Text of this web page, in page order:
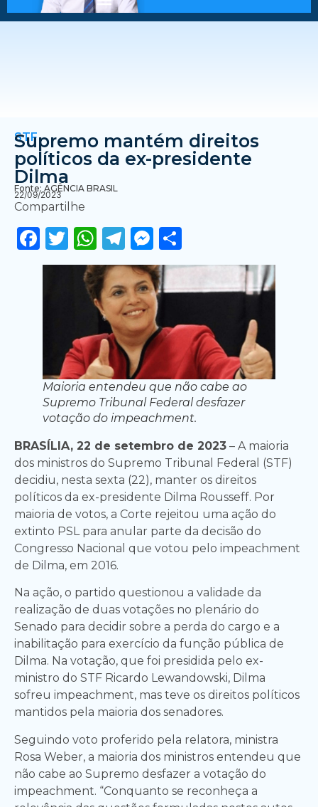
STF
Supremo mantém direitos
políticos da ex-presidente
Dilma
Fonte: AGÊNCIA BRASIL
22/09/2023
Compartilhe
Facebook
Twitter
WhatsApp
Telegram
Messenger
Maioria entendeu que não cabe ao
Supremo Tribunal Federal desfazer
votação do impeachment.
BRASÍLIA, 22 de setembro de 2023 – A maioria
dos ministros do Supremo Tribunal Federal (STF)
decidiu, nesta sexta (22), manter os direitos
políticos da ex-presidente Dilma Rousseff. Por
maioria de votos, a Corte rejeitou uma ação do
extinto PSL para anular parte da decisão do
Congresso Nacional que votou pelo impeachment
de Dilma, em 2016.
Na ação, o partido questionou a validade da
realização de duas votações no plenário do
Senado para decidir sobre a perda do cargo e a
inabilitação para exercício da função pública de
Dilma. Na votação, que foi presidida pelo ex-
ministro do STF Ricardo Lewandowski, Dilma
sofreu impeachment, mas teve os direitos políticos
mantidos pela maioria dos senadores.
Seguindo voto proferido pela relatora, ministra
Rosa Weber, a maioria dos ministros entendeu que
não cabe ao Supremo desfazer a votação do
impeachment. “Conquanto se reconheça a